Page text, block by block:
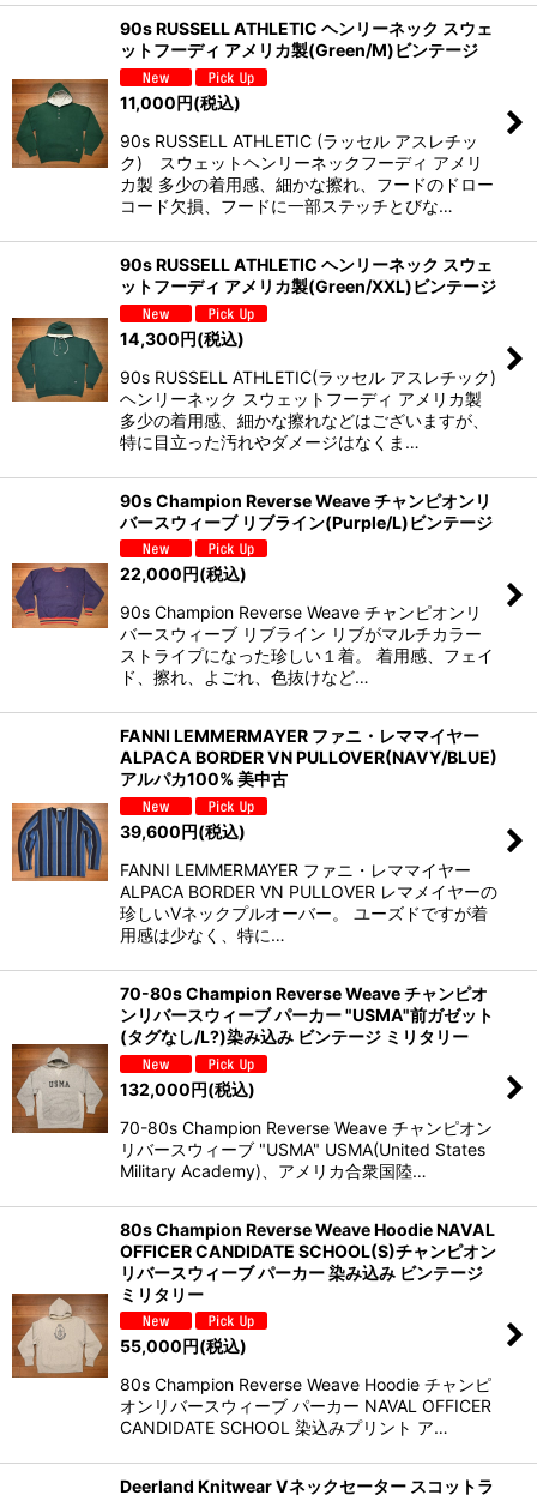
90s RUSSELL ATHLETIC ヘンリーネック スウェ
ットフーディ アメリカ製(Green/M)ビンテージ
11,000円(税込)
90s RUSSELL ATHLETIC (ラッセル アスレチッ
ク) スウェットヘンリーネックフーディ アメリ
カ製 多少の着用感、細かな擦れ、フードのドロー
コード欠損、フードに一部ステッチとびな…
90s RUSSELL ATHLETIC ヘンリーネック スウェ
ットフーディ アメリカ製(Green/XXL)ビンテージ
14,300円(税込)
90s RUSSELL ATHLETIC(ラッセル アスレチック)
ヘンリーネック スウェットフーディ アメリカ製
多少の着用感、細かな擦れなどはございますが、
特に目立った汚れやダメージはなくま…
90s Champion Reverse Weave チャンピオンリ
バースウィーブ リブライン(Purple/L)ビンテージ
22,000円(税込)
90s Champion Reverse Weave チャンピオンリ
バースウィーブ リブライン リブがマルチカラー
ストライプになった珍しい１着。 着用感、フェイ
ド、擦れ、よごれ、色抜けなど…
FANNI LEMMERMAYER ファニ・レママイヤー
ALPACA BORDER VN PULLOVER(NAVY/BLUE)
アルパカ100% 美中古
39,600円(税込)
FANNI LEMMERMAYER ファニ・レママイヤー
ALPACA BORDER VN PULLOVER レマメイヤーの
珍しいVネックプルオーバー。 ユーズドですが着
用感は少なく、特に…
70-80s Champion Reverse Weave チャンピオ
ンリバースウィーブ パーカー "USMA"前ガゼット
(タグなし/L?)染み込み ビンテージ ミリタリー
132,000円(税込)
70-80s Champion Reverse Weave チャンピオン
リバースウィーブ "USMA" USMA(United States
Military Academy)、アメリカ合衆国陸…
80s Champion Reverse Weave Hoodie NAVAL
OFFICER CANDIDATE SCHOOL(S)チャンピオン
リバースウィーブ パーカー 染み込み ビンテージ
ミリタリー
55,000円(税込)
80s Champion Reverse Weave Hoodie チャンピ
オンリバースウィーブ パーカー NAVAL OFFICER
CANDIDATE SCHOOL 染込みプリント ア…
Deerland Knitwear Vネックセーター スコットラ